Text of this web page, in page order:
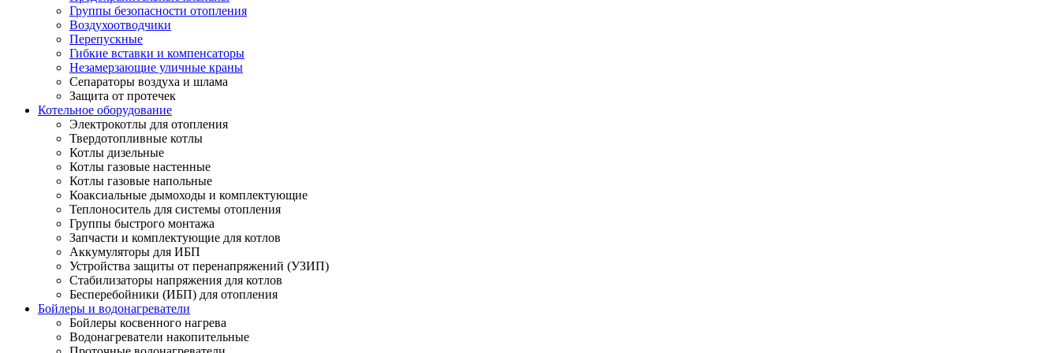
Группы безопасности отопления
Воздухоотводчики
Перепускные
Гибкие вставки и компенсаторы
Незамерзающие уличные краны
Сепараторы воздуха и шлама
Защита от протечек
Котельное оборудование
Электрокотлы для отопления
Твердотопливные котлы
Котлы дизельные
Котлы газовые настенные
Котлы газовые напольные
Коаксиальные дымоходы и комплектующие
Теплоноситель для системы отопления
Группы быстрого монтажа
Запчасти и комплектующие для котлов
Аккумуляторы для ИБП
Устройства защиты от перенапряжений (УЗИП)
Стабилизаторы напряжения для котлов
Бесперебойники (ИБП) для отопления
Бойлеры и водонагреватели
Бойлеры косвенного нагрева
Водонагреватели накопительные